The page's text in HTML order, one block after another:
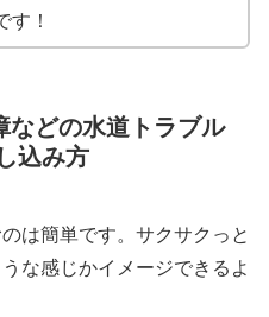
す！
などの水道トラブル
込み方
は簡単です。サクサクっと
な感じかイメージできるよ